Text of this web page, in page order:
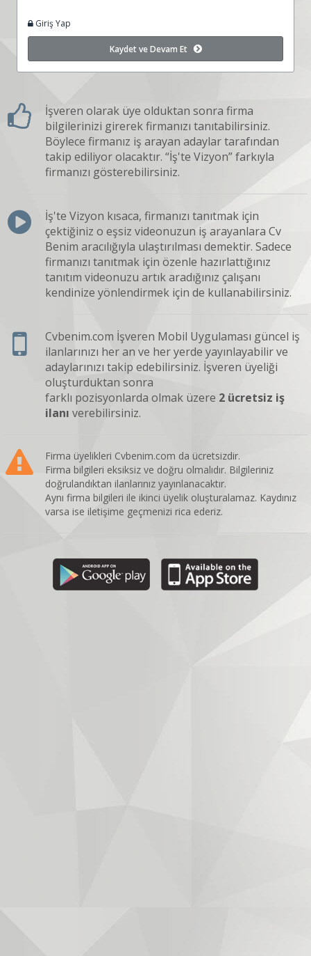
Giriş Yap
Kaydet ve Devam Et
İşveren olarak üye olduktan sonra firma
bilgilerinizi girerek firmanızı tanıtabilirsiniz.
Böylece firmanız iş arayan adaylar tarafından
takip ediliyor olacaktır. “İş'te Vizyon” farkıyla
firmanızı gösterebilirsiniz.
İş'te Vizyon kısaca, firmanızı tanıtmak için
çektiğiniz o eşsiz videonuzun iş arayanlara Cv
Benim aracılığıyla ulaştırılması demektir. Sadece
firmanızı tanıtmak için özenle hazırlattığınız
tanıtım videonuzu artık aradığınız çalışanı
kendinize yönlendirmek için de kullanabilirsiniz.
Cvbenim.com İşveren Mobil Uygulaması güncel iş
ilanlarınızı her an ve her yerde yayınlayabilir ve
adaylarınızı takip edebilirsiniz. İşveren üyeliği
oluşturduktan sonra
farklı pozisyonlarda olmak üzere 2 ücretsiz iş
ilanı verebilirsiniz.
Firma üyelikleri Cvbenim.com da ücretsizdir.
Firma bilgileri eksiksiz ve doğru olmalıdır. Bilgileriniz
doğrulandıktan ilanlarınız yayınlanacaktır.
Aynı firma bilgileri ile ikinci üyelik oluşturalamaz. Kaydınız
varsa ise iletişime geçmenizi rica ederiz.